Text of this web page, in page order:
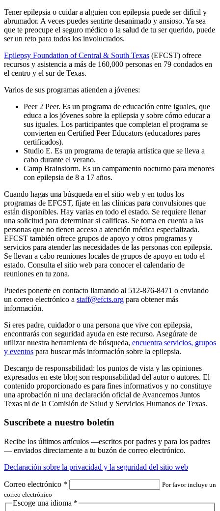
Tener epilepsia o cuidar a alguien con epilepsia puede ser difícil y
abrumador. A veces puedes sentirte desanimado y ansioso. Ya sea
que te preocupe el seguro médico o la salud de tu ser querido, puede
ser un reto para todos los involucrados.
Epilepsy Foundation of Central & South Texas (EFCST) ofrece
recursos y asistencia a más de 160,000 personas en 79 condados en
el centro y el sur de Texas.
Varios de sus programas atienden a jóvenes:
Peer 2 Peer. Es un programa de educación entre iguales, que
educa a los jóvenes sobre la epilepsia y sobre cómo educar a
sus iguales. Los participantes que completan el programa se
convierten en Certified Peer Educators (educadores pares
certificados).
Studio E. Es un programa de terapia artística que se lleva a
cabo durante el verano.
Camp Brainstorm. Es un campamento nocturno para menores
con epilepsia de 8 a 17 años.
Cuando hagas una búsqueda en el sitio web y en todos los
programas de EFCST, fíjate en las clínicas para convulsiones que
están disponibles. Hay varias en todo el estado. Se requiere llenar
una solicitud para determinar si calificas. Se toma en cuenta a las
personas que no tienen acceso a atención médica especializada.
EFCST también ofrece grupos de apoyo y otros programas y
servicios para atender las necesidades de las personas con epilepsia.
Se llevan a cabo reuniones locales de grupos de apoyo en todo el
estado. Consulta el sitio web para conocer el calendario de
reuniones en tu zona.
Puedes ponerte en contacto llamando al 512-876-8471 o enviando
un correo electrónico a staff@efcts.org para obtener más
información.
Si eres padre, cuidador o una persona que vive con epilepsia,
encontrarás con seguridad ayuda en este recurso. Asegúrate de
utilizar nuestra herramienta de búsqueda, encuentra servicios, grupos
y eventos para buscar más información sobre la epilepsia.
Descargo de responsabilidad: los puntos de vista y las opiniones
expresados en este blog son responsabilidad del autor o autores. El
contenido proporcionado es para fines informativos y no constituye
una aprobación ni una declaración oficial de Avancemos Juntos
Texas ni de la Comisión de Salud y Servicios Humanos de Texas.
Suscríbete a nuestro boletín
Recibe los últimos artículos —escritos por padres y para los padres
— enviados directamente a tu buzón de correo electrónico.
Declaración sobre la privacidad y la seguridad del sitio web
Correo electrónico *
Por favor incluye un
correo electrónico
Escoge una idioma *